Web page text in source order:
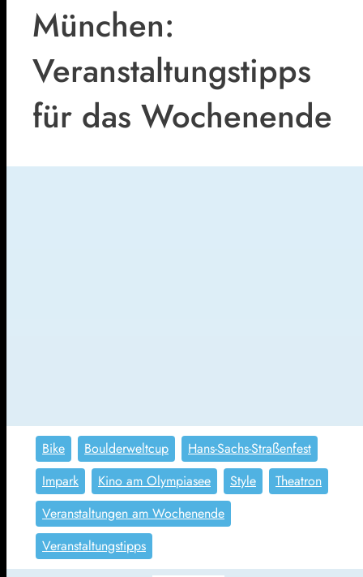
München:
Veranstaltungstipps
für das Wochenende
Bike Boulderweltcup
Hans-Sachs-Straßenfest
Impark
Kino am Olympiasee Style
Theatron
Veranstaltungen am Wochenende
Veranstaltungstipps